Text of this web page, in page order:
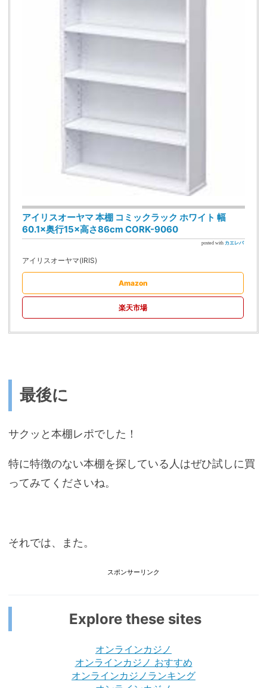
アイリスオーヤマ 本棚 コミックラック ホワイト 幅
60.1×奥行15×高さ86cm CORK-9060
posted with カエレバ
アイリスオーヤマ(IRIS)
Amazon
楽天市場
最後に
サクッと本棚レポでした！
特に特徴のない本棚を探している人はぜひ試しに買
ってみてくださいね。
それでは、また。
スポンサーリンク
Explore these sites
オンラインカジノ
オンラインカジノ おすすめ
オンラインカジノランキング